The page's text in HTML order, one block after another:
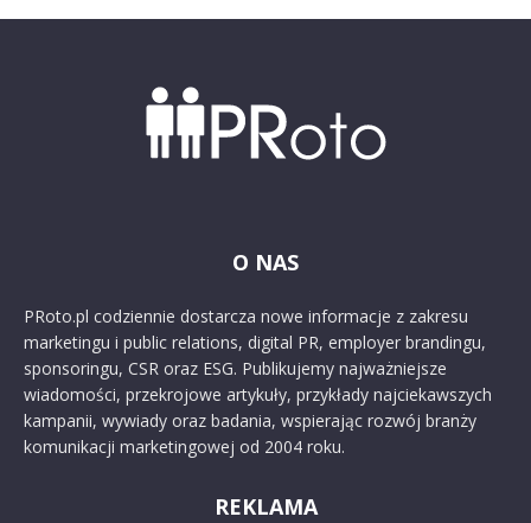
O NAS
PRoto.pl codziennie dostarcza nowe informacje z zakresu
marketingu i public relations, digital PR, employer brandingu,
sponsoringu, CSR oraz ESG. Publikujemy najważniejsze
wiadomości, przekrojowe artykuły, przykłady najciekawszych
kampanii, wywiady oraz badania, wspierając rozwój branży
komunikacji marketingowej od 2004 roku.
REKLAMA